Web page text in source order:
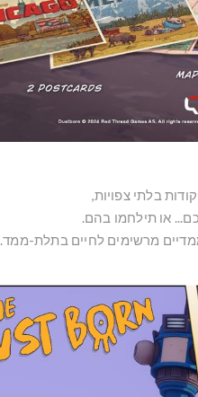
בלתי צפויות,
או תילחמו בהם.
מרשימים לחיים בתלת-ממד.